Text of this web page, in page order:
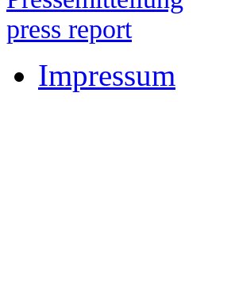
press report
Impressum